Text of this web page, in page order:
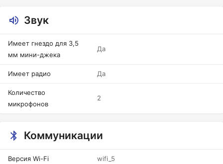
Звук
Имеет гнездо для 3,5
мм мини-джека
Да
Имеет радио Да
Количество
микрофонов
2
Коммуникации
Версия Wi-Fi wifi_5